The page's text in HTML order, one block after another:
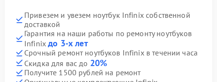
Привезем и увезем ноутбук Infinix собственной
доставкой
Гарантия на наши работы по ремонту ноутбуков
Infinixдо 3-х лет
Срочный ремонт ноутбуков Infinix в течении часа
Скидка для вас до 20%
Получите 1500 рублей на ремонт